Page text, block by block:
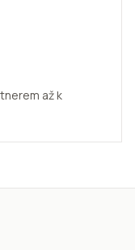
až k